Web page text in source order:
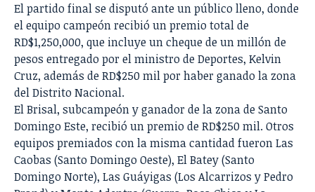
El partido final se disputó ante un público lleno, donde
el equipo campeón recibió un premio total de
RD$1,250,000, que incluye un cheque de un millón de
pesos entregado por el ministro de Deportes, Kelvin
Cruz, además de RD$250 mil por haber ganado la zona
del Distrito Nacional.
El Brisal, subcampeón y ganador de la zona de Santo
Domingo Este, recibió un premio de RD$250 mil. Otros
equipos premiados con la misma cantidad fueron Las
Caobas (Santo Domingo Oeste), El Batey (Santo
Domingo Norte), Las Guáyigas (Los Alcarrizos y Pedro